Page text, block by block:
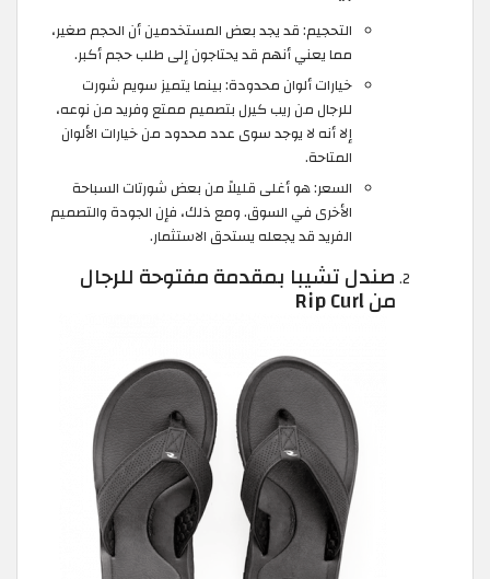
التحجيم: قد يجد بعض المستخدمين أن الحجم صغير،
مما يعني أنهم قد يحتاجون إلى طلب حجم أكبر.
خيارات ألوان محدودة: بينما يتميز سويم شورت
للرجال من ريب كيرل بتصميم ممتع وفريد ​​من نوعه،
إلا أنه لا يوجد سوى عدد محدود من خيارات الألوان
المتاحة.
السعر: هو أغلى قليلاً من بعض شورتات السباحة
الأخرى في السوق. ومع ذلك، فإن الجودة والتصميم
الفريد قد يجعله يستحق الاستثمار.
صندل تشيبا بمقدمة مفتوحة للرجال
من Rip Curl